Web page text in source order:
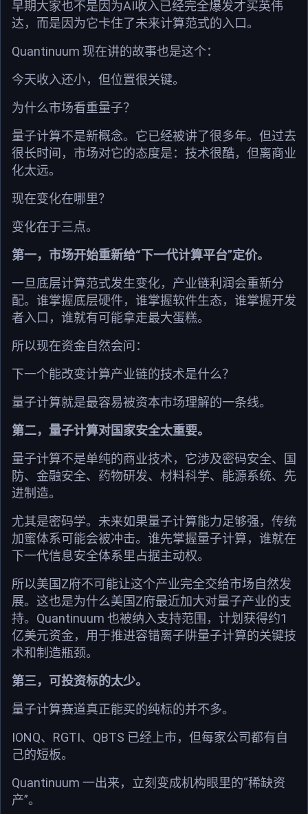
早期大家也不是因为AI收入已经完全爆发才买英伟
达，而是因为它卡住了未来计算范式的入口。
Quantinuum 现在讲的故事也是这个：
今天收入还小，但位置很关键。
为什么市场看重量子？
量子计算不是新概念。它已经被讲了很多年。但过去
很长时间，市场对它的态度是：技术很酷，但离商业
化太远。
现在变化在哪里？
变化在于三点。
第一，市场开始重新给“下一代计算平台”定价。
一旦底层计算范式发生变化，产业链利润会重新分
配。谁掌握底层硬件，谁掌握软件生态，谁掌握开发
者入口，谁就有可能拿走最大蛋糕。
所以现在资金自然会问：
下一个能改变计算产业链的技术是什么？
量子计算就是最容易被资本市场理解的一条线。
第二，量子计算对国家安全太重要。
量子计算不是单纯的商业技术，它涉及密码安全、国
防、金融安全、药物研发、材料科学、能源系统、先
进制造。
尤其是密码学。未来如果量子计算能力足够强，传统
加蜜体系可能会被冲击。谁先掌握量子计算，谁就在
下一代信息安全体系里占据主动权。
所以美国Z府不可能让这个产业完全交给市场自然发
展。这也是为什么美国Z府最近加大对量子产业的支
持。Quantinuum 也被纳入支持范围，计划获得约1
亿美元资金，用于推进容错离子阱量子计算的关键技
术和制造瓶颈。
第三，可投资标的太少。
量子计算赛道真正能买的纯标的并不多。
IONQ、RGTI、QBTS 已经上市，但每家公司都有自
己的短板。
Quantinuum 一出来，立刻变成机构眼里的“稀缺资
产”。